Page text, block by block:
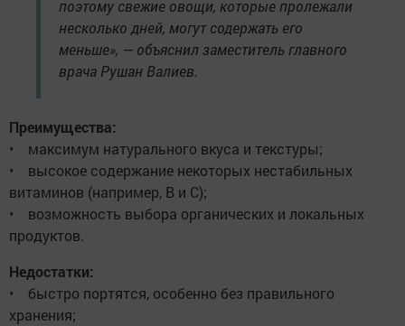
поэтому свежие овощи, которые пролежали
несколько дней, могут содержать его
меньше», — объяснил заместитель главного
врача Рушан Валиев.
Преимущества:
• максимум натурального вкуса и текстуры;
• высокое содержание некоторых нестабильных
витаминов (например, В и С);
• возможность выбора органических и локальных
продуктов.
Недостатки:
• быстро портятся, особенно без правильного
хранения;